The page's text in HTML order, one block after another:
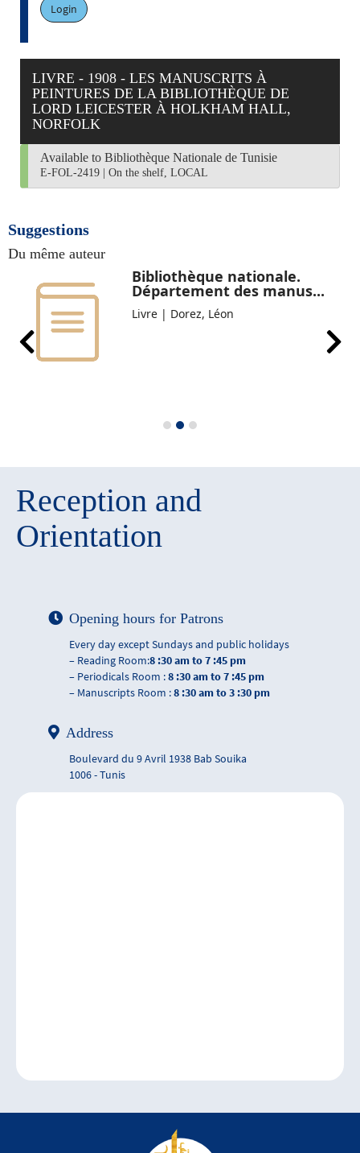
Login
LIVRE - 1908 - LES MANUSCRITS À
PEINTURES DE LA BIBLIOTHÈQUE DE
LORD LEICESTER À HOLKHAM HALL,
NORFOLK
Available to Bibliothèque Nationale de Tunisie
E-FOL-2419 On the shelf, LOCAL
Suggestions
Du même auteur
Bibliothèque nationale.
Département des manus...
Livre | Dorez, Léon
Reception and
Orientation
Opening hours for Patrons
Every day except Sundays and public holidays
– Reading Room:8 :30 am to 7 :45 pm
– Periodicals Room :8 :30 am to 7 :45 pm
– Manuscripts Room :8 :30 am to 3 :30 pm
Address
Boulevard du 9 Avril 1938 Bab Souika
1006 - Tunis